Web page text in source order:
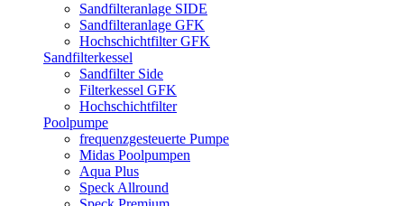
Sandfilteranlage SIDE
Sandfilteranlage GFK
Hochschichtfilter GFK
Sandfilterkessel
Sandfilter Side
Filterkessel GFK
Hochschichtfilter
Poolpumpe
frequenzgesteuerte Pumpe
Midas Poolpumpen
Aqua Plus
Speck Allround